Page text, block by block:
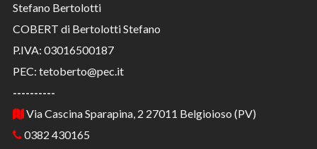
Stefano Bertolotti
COBERT di Bertolotti Stefano
P.IVA: 03016500187
PEC: tetoberto@pec.it
----------
Via Cascina Sparapina, 2 27011 Belgioioso (PV)
0382 430165